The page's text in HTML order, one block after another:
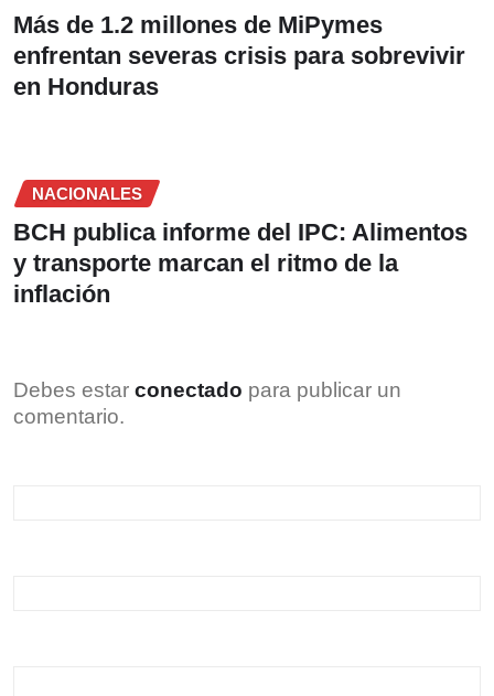
Más de 1.2 millones de MiPymes
enfrentan severas crisis para sobrevivir
en Honduras
NACIONALES
BCH publica informe del IPC: Alimentos
y transporte marcan el ritmo de la
inflación
Debes estar conectado para publicar un
comentario.